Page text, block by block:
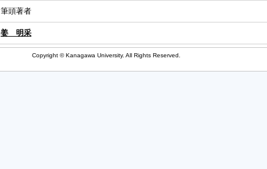
筆頭著者
姜 明采
Copyright © Kanagawa University. All Rights Reserved.